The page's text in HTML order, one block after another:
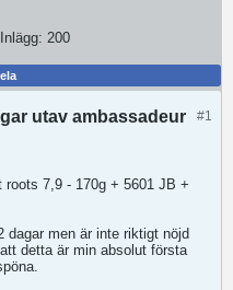
Inlägg: 200
#1
utav ambassadeur
7,9 - 170g + 5601 JB +
dagar men är inte riktigt nöjd
detta är min absolut första